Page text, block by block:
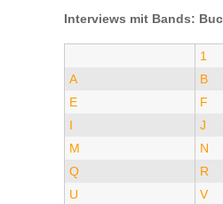
Interviews mit Bands:
1
A
B
E
F
I
J
M
N
Q
R
U
V